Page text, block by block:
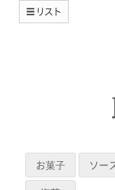
リスト
お菓子 ソー